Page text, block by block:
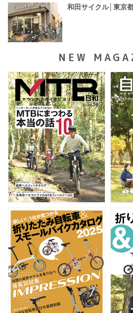
和田サイクル│東京
NEW